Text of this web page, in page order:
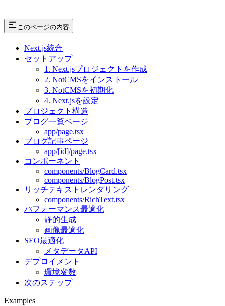
このページの内容
Next.js統合
セットアップ
1. Next.jsプロジェクトを作成
2. NotCMSをインストール
3. NotCMSを初期化
4. Next.jsを設定
プロジェクト構造
ブログ一覧ページ
app/page.tsx
ブログ記事ページ
app/[id]/page.tsx
コンポーネント
components/BlogCard.tsx
components/BlogPost.tsx
リッチテキストレンダリング
components/RichText.tsx
パフォーマンス最適化
静的生成
画像最適化
SEO最適化
メタデータAPI
デプロイメント
環境変数
次のステップ
Examples